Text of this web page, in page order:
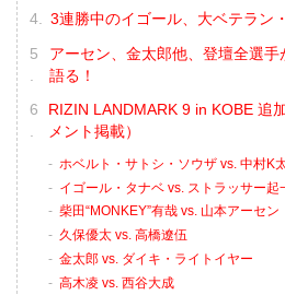
3連勝中のイゴール、大ベテラン
アーセン、金太郎他、登壇全選
語る！
RIZIN LANDMARK 9 in KOBE 追
メント掲載）
ホベルト・サトシ・ソウザ vs. 中村K
イゴール・タナベ vs. ストラッサー起
柴田“MONKEY”有哉 vs. 山本アーセン
久保優太 vs. 高橋遼伍
金太郎 vs. ダイキ・ライトイヤー
高木凌 vs. 西谷大成